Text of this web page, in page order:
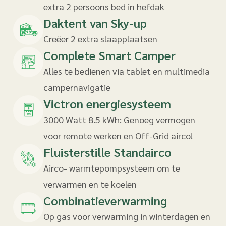
extra 2 persoons bed in hefdak
Daktent van Sky-up
Creëer 2 extra slaapplaatsen
Complete Smart Camper
Alles te bedienen via tablet en multimedia
campernavigatie
Victron energiesysteem
3000 Watt 8.5 kWh: Genoeg vermogen
voor remote werken en Off-Grid airco!
Fluisterstille Standairco
Airco- warmtepompsysteem om te
verwarmen en te koelen
Combinatieverwarming
Op gas voor verwarming in winterdagen en